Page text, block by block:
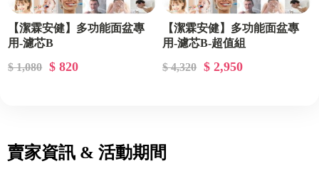
【潔霖安健】多功能面盆專
用-濾芯B
$ 1,080
$ 820
【潔霖安健】多功能面盆專
用-濾芯B-超值組
$ 4,320
$ 2,950
賣家資訊 & 活動期間